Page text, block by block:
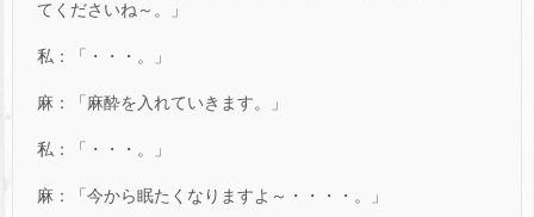
てくださいね～。」
私：「・・・。」
麻：「麻酔を入れていきます。」
私：「・・・。」
麻：「今から眠たくなりますよ～・・・・。」